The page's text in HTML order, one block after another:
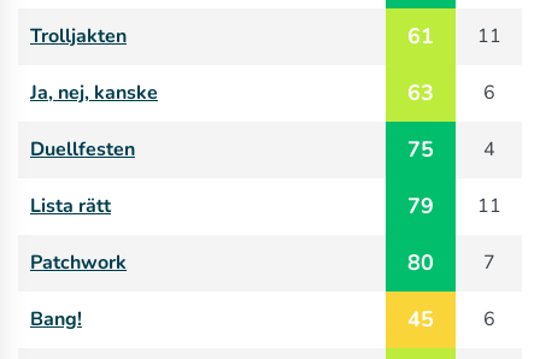
Trolljakten 61 11
Ja, nej, kanske 63 6
Duellfesten 75 4
Lista rätt 79 11
Patchwork 80 7
Bang! 45 6